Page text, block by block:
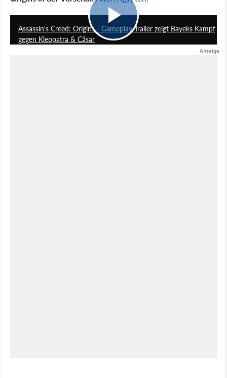
Assassin's Creed: Origins - Gameplay-Trailer zeigt Bayeks Kampf
gegen Kleopatra & Cäsar